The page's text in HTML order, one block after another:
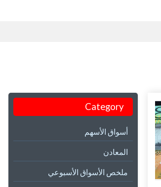
Category
أسواق الأسهم
المعادن
ملخص الأسواق الأسبوعي